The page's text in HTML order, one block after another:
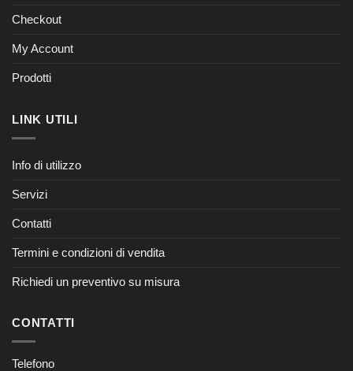
Checkout
My Account
Prodotti
LINK UTILI
Info di utilizzo
Servizi
Contatti
Termini e condizioni di vendita
Richiedi un preventivo su misura
CONTATTI
Telefono